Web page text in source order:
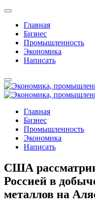
Главная
Бизнес
Промышленность
Экономика
Написать
Главная
Бизнес
Промышленность
Экономика
Написать
США
Россией в
металлов на